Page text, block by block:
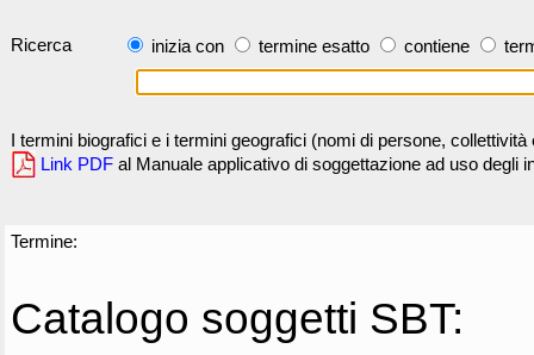
Ricerca inizia con termine esatto contiene
I termini biografici e i termini geografici (nomi di persone,
Link PDF al Manuale applicativo di soggettazione ad uso degli
Termine:
Catalogo soggetti SBT: